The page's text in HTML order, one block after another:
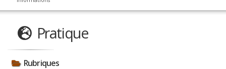
Pratique
Rubriques